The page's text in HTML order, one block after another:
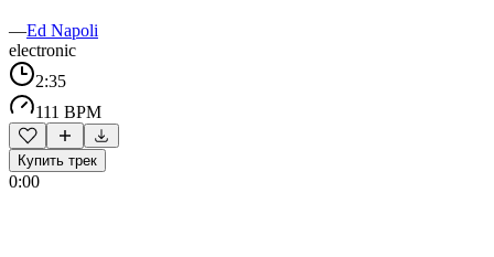
—Ed Napoli
electronic
2:35
111 BPM
Купить трек
0:00